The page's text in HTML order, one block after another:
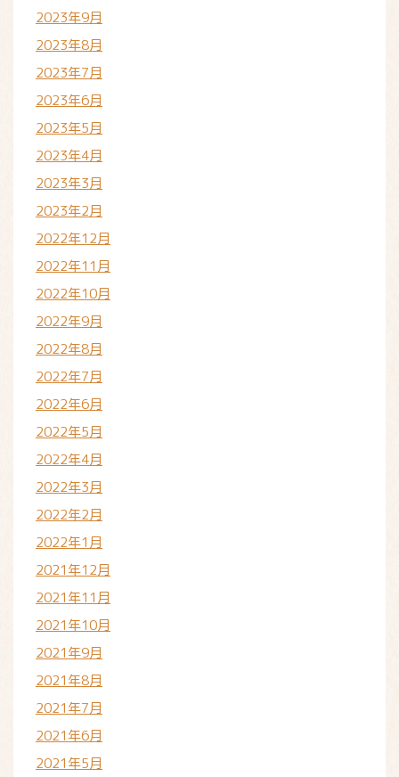
2023年9月
2023年8月
2023年7月
2023年6月
2023年5月
2023年4月
2023年3月
2023年2月
2022年12月
2022年11月
2022年10月
2022年9月
2022年8月
2022年7月
2022年6月
2022年5月
2022年4月
2022年3月
2022年2月
2022年1月
2021年12月
2021年11月
2021年10月
2021年9月
2021年8月
2021年7月
2021年6月
2021年5月